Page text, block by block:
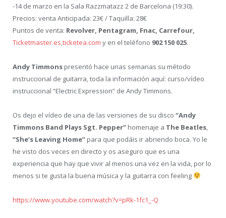
-14 de marzo en la Sala Razzmatazz 2 de Barcelona (19:30).
Precios: venta Anticipada: 23€ / Taquilla: 28€
Puntos de venta: Revolver, Pentagram, Fnac, Carrefour,
Ticketmaster.es,ticketea.com y en el teléfono 902 150 025.
Andy Timmons presentó hace unas semanas su método
instruccional de guitarra, toda la información aquí: curso/vídeo
instruccional “Electric Expression” de Andy Timmons.
Os dejo el vídeo de una de las versiones de su disco “Andy
Timmons Band Plays Sgt. Pepper” homenaje a The Beatles,
“She’s Leaving Home” para que podáis ir abriendo boca. Yo le
he visto dos veces en directo y os aseguro que es una
experiencia que hay que vivir al menos una vez en la vida, por lo
menos si te gusta la buena música y la guitarra con feeling
https://www.youtube.com/watch?v=pRk-1fc1_-Q